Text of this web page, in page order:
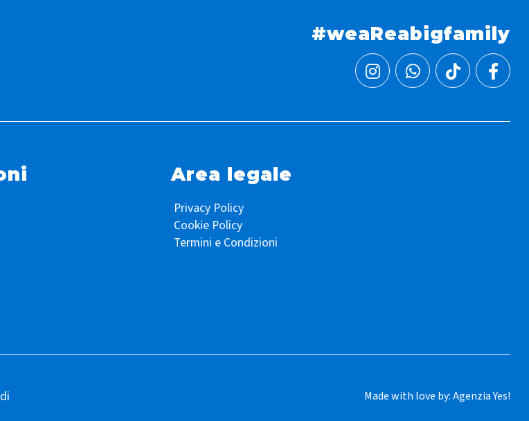
#weaReabigfamily
Area legale
Privacy Policy
Cookie Policy
Termini e Condizioni
Made with love by:Agenzia Yes!